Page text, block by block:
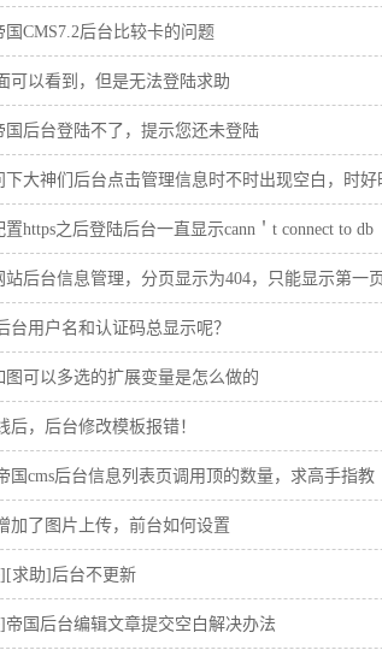
CMS7.2后台比较卡的问题
可以看到，但是无法登陆求助
国后台登陆不了，提示您还未登陆
下大神们后台点击管理信息时不时出现空白，时好
https之后登陆后台一直显示cann＇t connect to db
后台信息管理，分页显示为404，只能显示第一
台用户名和认证码总显示呢？
图可以多选的扩展变量是怎么做的
后，后台修改模板报错！
国cms后台信息列表页调用顶的数量，求高手指教
加了图片上传，前台如何设置
求助]后台不更新
帝国后台编辑文章提交空白解决办法